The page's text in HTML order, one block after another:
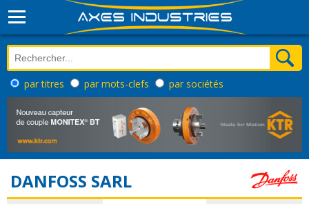
par titres par mots-clefs par sociétés
DANFOSS SARL